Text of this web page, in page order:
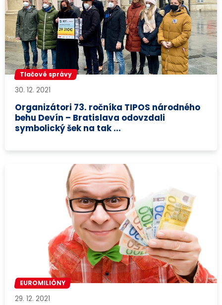
Tlačové správy
30. 12. 2021
Organizátori 73. ročníka TIPOS národného
behu Devín – Bratislava odovzdali
symbolický šek na tak ...
EUROMILIÓNY
29. 12. 2021